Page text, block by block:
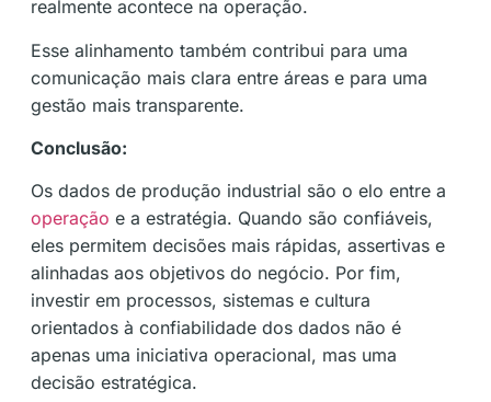
realmente acontece na operação.
Esse alinhamento também contribui para uma
comunicação mais clara entre áreas e para uma
gestão mais transparente.
Conclusão:
Os dados de produção industrial são o elo entre a
operação e a estratégia. Quando são confiáveis,
eles permitem decisões mais rápidas, assertivas e
alinhadas aos objetivos do negócio. Por fim,
investir em processos, sistemas e cultura
orientados à confiabilidade dos dados não é
apenas uma iniciativa operacional, mas uma
decisão estratégica.